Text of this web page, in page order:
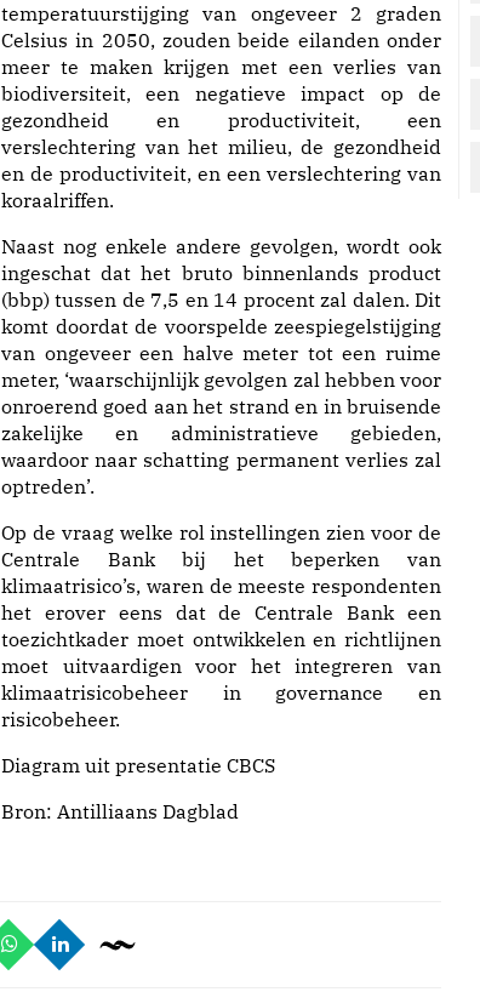
temperatuurstijging van ongeveer 2 graden
Celsius in 2050, zouden beide eilanden onder
meer te maken krijgen met een verlies van
biodiversiteit, een negatieve impact op de
gezondheid en productiviteit, een
verslechtering van het milieu, de gezondheid
en de productiviteit, en een verslechtering van
koraalriffen.
Naast nog enkele andere gevolgen, wordt ook
ingeschat dat het bruto binnenlands product
(bbp) tussen de 7,5 en 14 procent zal dalen. Dit
komt doordat de voorspelde zeespiegelstijging
van ongeveer een halve meter tot een ruime
meter, ‘waarschijnlijk gevolgen zal hebben voor
onroerend goed aan het strand en in bruisende
zakelijke en administratieve gebieden,
waardoor naar schatting permanent verlies zal
optreden’.
Op de vraag welke rol instellingen zien voor de
Centrale Bank bij het beperken van
klimaatrisico’s, waren de meeste respondenten
het erover eens dat de Centrale Bank een
toezichtkader moet ontwikkelen en richtlijnen
moet uitvaardigen voor het integreren van
klimaatrisicobeheer in governance en
risicobeheer.
Diagram uit presentatie CBCS
Bron: Antilliaans Dagblad